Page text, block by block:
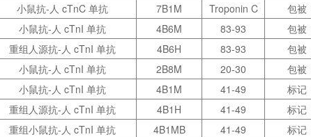
小鼠抗-人 cTnC 单抗 7B1M Troponin C
包被
小鼠抗-人 cTnI 单抗 4B6M 83-93
包被
重组人源抗-人 cTnI 单抗 4B6H 83-93
包被
小鼠抗-人 cTnI 单抗 2B8M 20-30
包被
小鼠抗-人 cTnI 单抗 4B1M 41-49
标记
重组人源抗-人 cTnI 单抗 4B1H 41-49
标记
重组小鼠抗-人 cTnI 单抗 4B1MB 41-49
标记